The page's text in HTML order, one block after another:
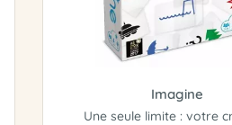
Imagine